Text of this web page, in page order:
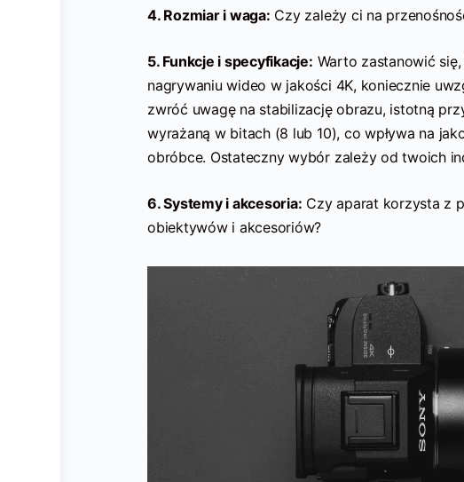
4. Rozmiar i waga: Czy zależy ci na
5. Funkcje i specyfikacje: Warto zastanowić
nagrywaniu wideo w jakości 4K, koniecznie
zwróć uwagę na stabilizację obrazu, istotną
wyrażaną w bitach (8 lub 10), co wpływa na
obróbce. Ostateczny wybór zależy od twoich
6. Systemy i akcesoria: Czy aparat korzysta z
obiektywów i akcesoriów?